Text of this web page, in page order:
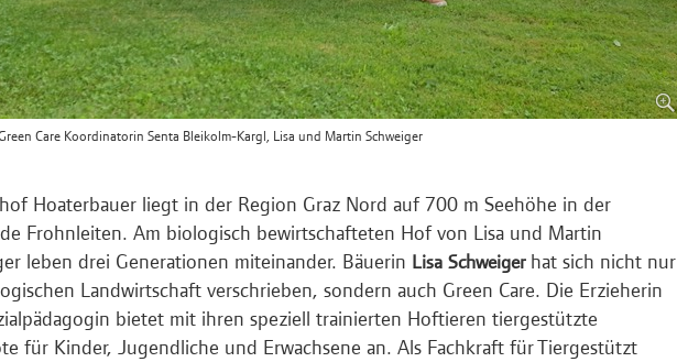
Care Koordinatorin Senta Bleikolm-Kargl, Lisa und Martin Schweiger
Hoaterbauer liegt in der Region Graz Nord auf 700 m Seehöhe in der
Frohnleiten. Am biologisch bewirtschafteten Hof von Lisa und Martin
leben drei Generationen miteinander. Bäuerin Lisa Schweigerhat sich nicht nur
Landwirtschaft verschrieben, sondern auch Green Care. Die Erzieherin
bietet mit ihren speziell trainierten Hoftieren tiergestützte
für Kinder, Jugendliche und Erwachsene an. Als Fachkraft für Tiergestützt